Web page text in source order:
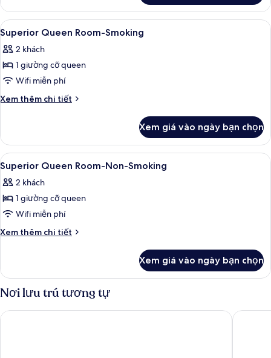
Esprit
King
Room-
Smoking
Xem
tất
cả
ảnh
Superior
Queen
Két bảo mật tại phòng, bàn, truy
4
Superior Queen Room-Smoking
2 khách
1 giường cỡ queen
Wifi miễn phí
Xem thêm chi tiết
Chi
Superior
Queen
Room-
Smoking
Xem giá vào ngày bạn chọn
Xem
tất
cả
ảnh
Superior
Queen
Smoking
Két bảo mật tại phòng, bàn, truy
4
Superior Queen Room-Non-Smoking
2 khách
1 giường cỡ queen
Wifi miễn phí
Xem thêm chi tiết
Chi
Superior
Queen
Room-
Non-
Smoking
Xem giá vào ngày bạn chọn
Nơi lưu trú tương tự
Green Rich Hotel Kurume Natural Hot Spring The